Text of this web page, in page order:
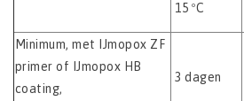
15 ºC
Minimum, met IJmopox ZF
primer of IJmopox HB
coating,
3 dagen